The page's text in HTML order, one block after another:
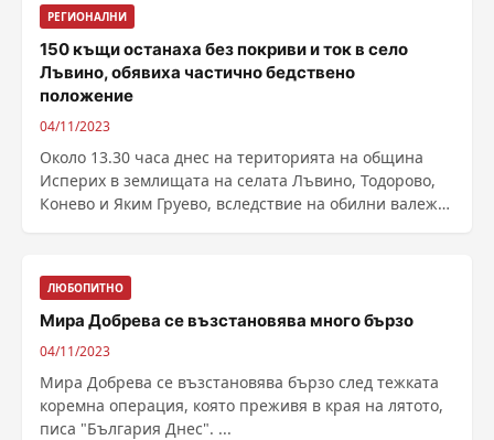
РЕГИОНАЛНИ
150 къщи останаха без покриви и ток в село
Лъвино, обявиха частично бедствено
положение
04/11/2023
Около 13.30 часа днес на територията на община
Исперих в землищата на селата Лъвино, Тодорово,
Конево и Яким Груево, вследствие на обилни валежи
ЛЮБОПИТНО
Мира Добрева се възстановява много бързо
04/11/2023
Мира Добрева се възстановява бързо след тежката
коремна операция, която преживя в края на лятото,
писа "България Днес". ...